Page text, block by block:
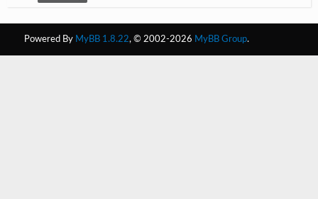
-
-
Powered By MyBB 1.8.22, © 2002-2026 MyBB Group.